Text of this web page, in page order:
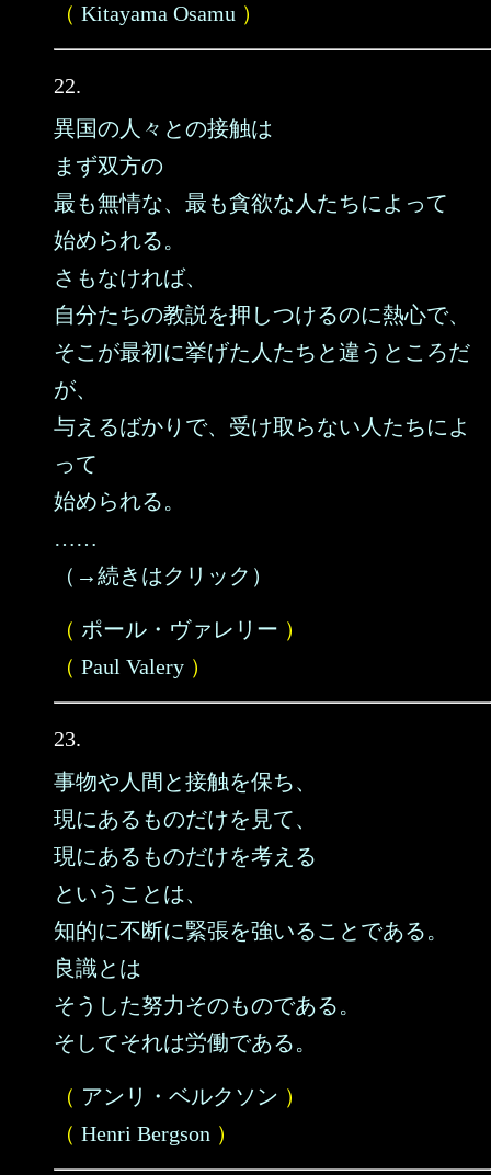
（ Kitayama Osamu ）
22.
異国の人々との接触は
まず双方の
最も無情な、最も貪欲な人たちによって
始められる。
さもなければ、
自分たちの教説を押しつけるのに熱心で、
そこが最初に挙げた人たちと違うところだ
が、
与えるばかりで、受け取らない人たちによ
って
始められる。
……
（→続きはクリック）
（ ポール・ヴァレリー ）
（ Paul Valery ）
23.
事物や人間と接触を保ち、
現にあるものだけを見て、
現にあるものだけを考える
ということは、
知的に不断に緊張を強いることである。
良識とは
そうした努力そのものである。
そしてそれは労働である。
（ アンリ・ベルクソン ）
（ Henri Bergson ）